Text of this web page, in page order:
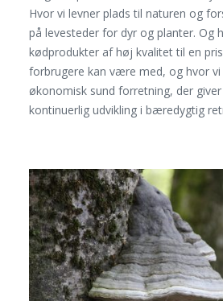
Hvor vi levner plads til naturen og
på levesteder for dyr og planter. Og
kødprodukter af høj kvalitet til en
forbrugere kan være med, og hvor vi
økonomisk sund forretning, der
kontinuerlig udvikling i bæredygtig